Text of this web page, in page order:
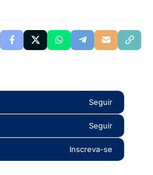
Seguir
Seguir
Inscreva-se